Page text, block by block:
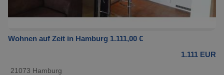
Wohnen auf Zeit in Hamburg 1.111,00 €
1.111 EUR
21073 Hamburg